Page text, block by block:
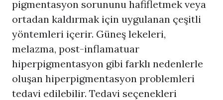
pigmentasyon sorununu hafifletmek veya
ortadan kaldırmak için uygulanan çeşitli
yöntemleri içerir. Güneş lekeleri,
melazma, post-inflamatuar
hiperpigmentasyon gibi farklı nedenlerle
oluşan hiperpigmentasyon problemleri
tedavi edilebilir. Tedavi seçenekleri